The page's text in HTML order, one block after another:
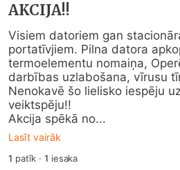
AKCIJA!!
Visiem datoriem gan
portatīvjiem. Pilna datora
termoelementu nomaiņa,
darbības uzlabošana, vīrusu
Nenokavē šo lielisko iespēju
veiktspēju!!
Akcija spēkā no...
Lasīt vairāk
1 patīk ·1 iesaka